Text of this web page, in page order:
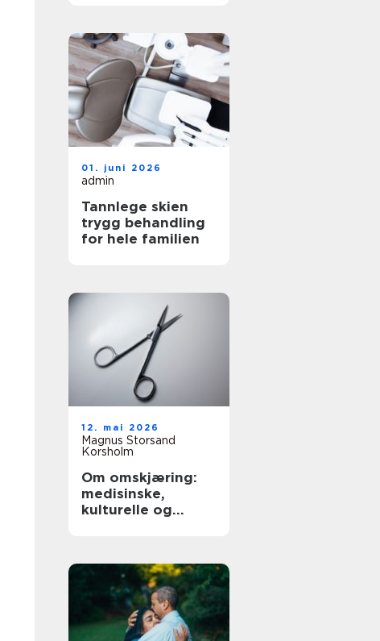
01. juni 2026
admin
Tannlege skien
trygg behandling
for hele familien
12. mai 2026
Magnus Storsand
Korsholm
Om omskjæring:
medisinske,
kulturelle og